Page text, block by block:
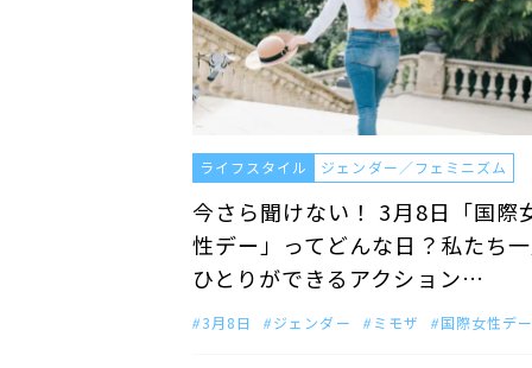
ライフスタイル ジェンダー／フェミニズム
今さら聞けない！ 3月8日「国際
性デー」ってどんな日？私たち
ひとりができるアクション…
3月8日 ジェンダー ミモザ 国際女性デ